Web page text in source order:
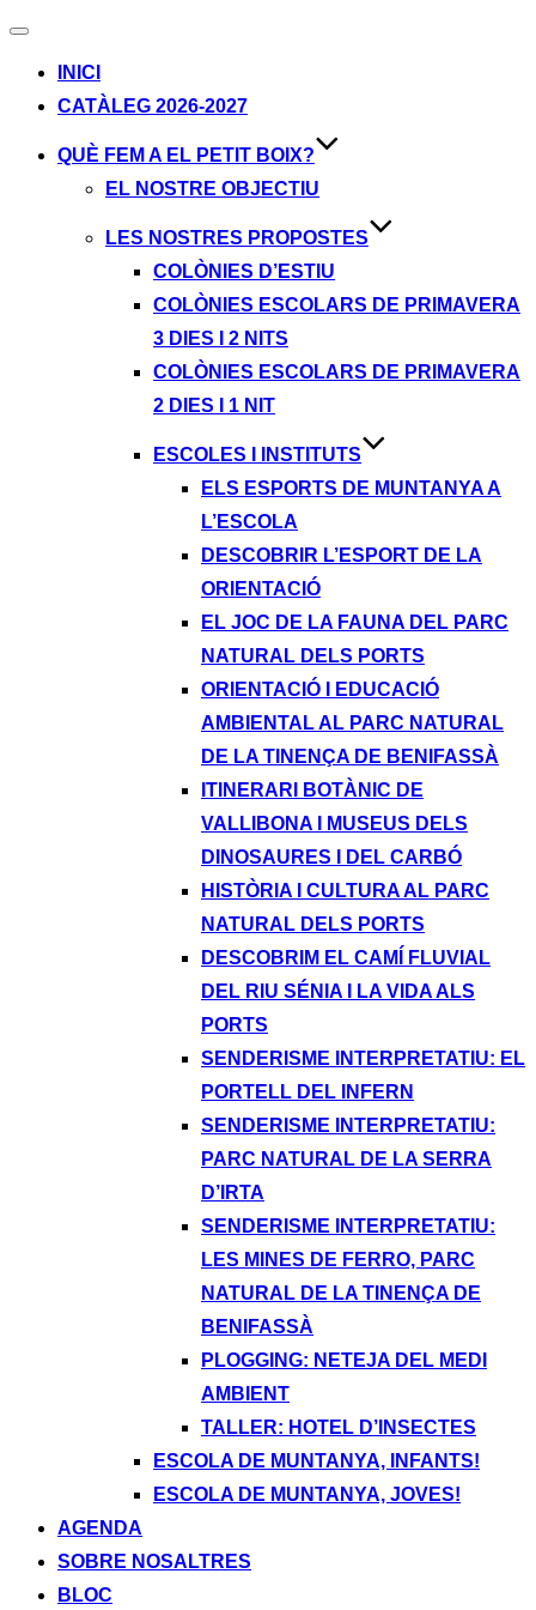
Alternar
INICI
CATÀLEG 2026-2027
QUÈ FEM A EL PETIT BOIX?
EL NOSTRE OBJECTIU
LES NOSTRES PROPOSTES
COLÒNIES D’ESTIU
COLÒNIES ESCOLARS DE PRIMAVERA
3 DIES I 2 NITS
COLÒNIES ESCOLARS DE PRIMAVERA
2 DIES I 1 NIT
ESCOLES I INSTITUTS
ELS ESPORTS DE MUNTANYA A
L’ESCOLA
DESCOBRIR L’ESPORT DE LA
ORIENTACIÓ
EL JOC DE LA FAUNA DEL PARC
NATURAL DELS PORTS
ORIENTACIÓ I EDUCACIÓ
AMBIENTAL AL PARC NATURAL
DE LA TINENÇA DE BENIFASSÀ
ITINERARI BOTÀNIC DE
VALLIBONA I MUSEUS DELS
DINOSAURES I DEL CARBÓ
HISTÒRIA I CULTURA AL PARC
NATURAL DELS PORTS
DESCOBRIM EL CAMÍ FLUVIAL
DEL RIU SÉNIA I LA VIDA ALS
PORTS
SENDERISME INTERPRETATIU: EL
PORTELL DEL INFERN
SENDERISME INTERPRETATIU:
PARC NATURAL DE LA SERRA
D’IRTA
SENDERISME INTERPRETATIU:
LES MINES DE FERRO, PARC
NATURAL DE LA TINENÇA DE
BENIFASSÀ
PLOGGING: NETEJA DEL MEDI
AMBIENT
TALLER: HOTEL D’INSECTES
ESCOLA DE MUNTANYA, INFANTS!
ESCOLA DE MUNTANYA, JOVES!
AGENDA
SOBRE NOSALTRES
BLOC